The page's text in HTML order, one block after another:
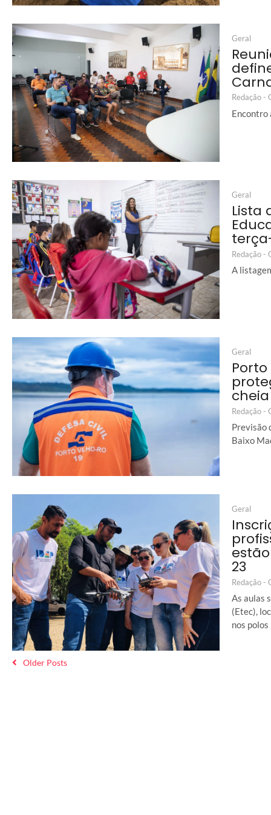
Geral
Redação -
Encontro
Geral
Lista
Redação -
A
Geral
Redação -
Previsão
Baixo
Geral
23
Redação -
As aulas
(Etec),
nos
Older Posts